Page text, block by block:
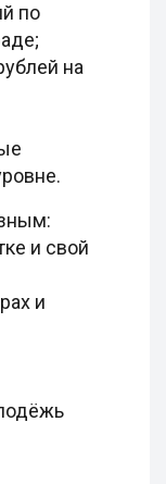
по
на
и свой
и